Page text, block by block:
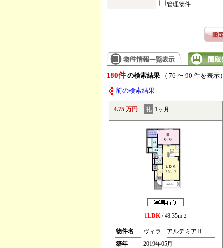
管理物件
180件 の検索結果（ 76 〜 90 件を表示）
前の検索結果
4.75 万円 礼 1ヶ月
1LDK/ 48.35m 2
物件名
ヴィラ アルテミアⅡ
築年
2019年05月